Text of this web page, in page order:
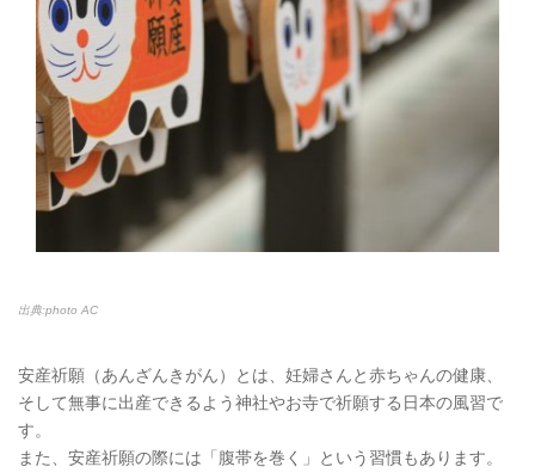
出典:photo AC
安産祈願（あんざんきがん）とは、妊婦さんと赤ちゃんの健康、
そして無事に出産できるよう神社やお寺で祈願する日本の風習で
す。
また、安産祈願の際には「腹帯を巻く」という習慣もあります。